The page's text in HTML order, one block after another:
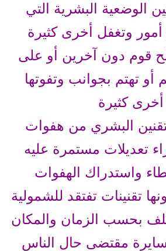
الوضعية البشرية التي
وتغفل أخرى كثيرة
قوم دون آخرين أو على
تهتم بجوانب وتفوتها
أخرى كثيرة
البشري من هفوات
تعديلات مستمرة عليه
واستدراك الهفوات
تقنينات تفتقد للشمولية
بحسب الزمان والمكان
مقتضى حال الناس